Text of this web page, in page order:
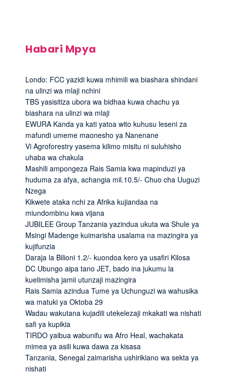
Habari Mpya
Londo: FCC yazidi kuwa mhimili wa biashara shindani
na ulinzi wa mlaji nchini
TBS yasisitiza ubora wa bidhaa kuwa chachu ya
biashara na ulinzi wa mlaji
EWURA Kanda ya kati yatoa wito kuhusu leseni za
mafundi umeme maonesho ya Nanenane
Vi Agroforestry yasema kilimo misitu ni suluhisho
uhaba wa chakula
Mashili ampongeza Rais Samia kwa mapinduzi ya
huduma za afya, achangia mil.10.5/- Chuo cha Uuguzi
Nzega
Kikwete ataka nchi za Afrika kujiandaa na
miundombinu kwa vijana
JUBILEE Group Tanzania yazindua ukuta wa Shule ya
Msingi Madenge kuimarisha usalama na mazingira ya
kujifunzia
Daraja la Bilioni 1.2/- kuondoa kero ya usafiri Kilosa
DC Ubungo aipa tano JET, bado ina jukumu la
kuelimisha jamii utunzaji mazingira
Rais Samia azindua Tume ya Uchunguzi wa wahusika
wa matuki ya Oktoba 29
Wadau wakutana kujadili utekelezaji mkakati wa nishati
safi ya kupikia
TIRDO yaibua wabunifu wa Afro Heal, wachakata
mimea ya asili kuwa dawa za kisasa
Tanzania, Senegal zaimarisha ushirikiano wa sekta ya
nishati